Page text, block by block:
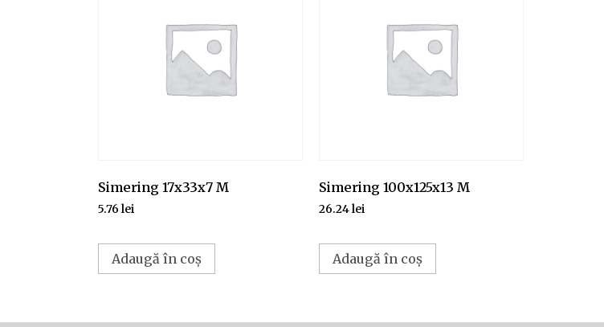
Simering 17x33x7 M
5.76 lei
Adaugă în coș
Simering 100x125x13 M
26.24lei
Adaugă în coș